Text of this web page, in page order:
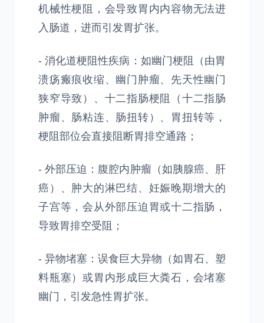
机械性梗阻，会导致胃内内容物无法进
入肠道，进而引发胃扩张。
- 消化道梗阻性疾病：如幽门梗阻（由胃
溃疡瘢痕收缩、幽门肿瘤、先天性幽门
狭窄导致）、十二指肠梗阻（十二指肠
肿瘤、肠粘连、肠扭转）、胃扭转等，
梗阻部位会直接阻断胃排空通路；
- 外部压迫：腹腔内肿瘤（如胰腺癌、肝
癌）、肿大的淋巴结、妊娠晚期增大的
子宫等，会从外部压迫胃或十二指肠，
导致胃排空受阻；
- 异物堵塞：误食巨大异物（如胃石、塑
料瓶塞）或胃内形成巨大粪石，会堵塞
幽门，引发急性胃扩张。